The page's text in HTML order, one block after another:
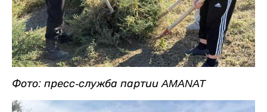
Фото: пресс-служба партии AMANAT